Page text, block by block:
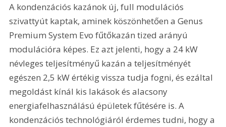
A kondenzációs kazánok új, full modulációs
szivattyút kaptak, aminek köszönhetően a Genus
Premium System Evo fűtőkazán tized arányú
modulációra képes. Ez azt jelenti, hogy a 24 kW
névleges teljesítményű kazán a teljesítményét
egészen 2,5 kW értékig vissza tudja fogni, és ezáltal
megoldást kínál kis lakások és alacsony
energiafelhasználású épületek fűtésére is. A
kondenzációs technológiáról érdemes tudni, hogy a